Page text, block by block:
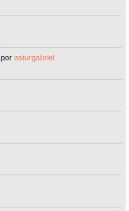
porasturgabriel